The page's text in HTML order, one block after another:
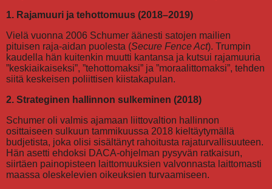
1. Rajamuuri ja tehottomuus (2018–2019)
Vielä vuonna 2006 Schumer äänesti satojen mailien
pituisen raja-aidan puolesta (Secure Fence Act). Trumpin
kaudella hän kuitenkin muutti kantansa ja kutsui rajamuuria
”keskiaikaiseksi”, ”tehottomaksi” ja ”moraalittomaksi”, tehden
siitä keskeisen poliittisen kiistakapulan.
2. Strateginen hallinnon sulkeminen (2018)
Schumer oli valmis ajamaan liittovaltion hallinnon
osittaiseen sulkuun tammikuussa 2018 kieltäytymällä
budjetista, joka olisi sisältänyt rahoitusta rajaturvallisuuteen.
Hän asetti ehdoksi DACA-ohjelman pysyvän ratkaisun,
siirtäen painopisteen laittomuuksien valvonnasta laittomasti
maassa oleskelevien oikeuksien turvaamiseen.